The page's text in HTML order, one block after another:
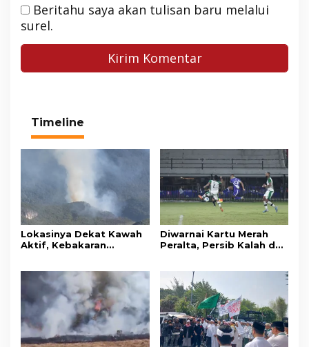
Beritahu saya akan tulisan baru melalui
surel.
Timeline
Lokasinya Dekat Kawah
Aktif, Kebakaran
Pangrango
Diwarnai Kartu Merah
Peralta, Persib Kalah dari